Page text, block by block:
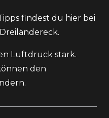
findest du hier bei
.
Luftdruck stark.
den